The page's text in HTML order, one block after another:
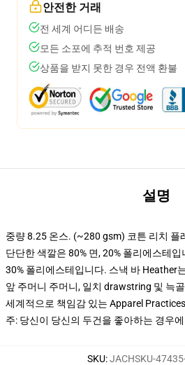
안전한 거래
전 세계 어디든 배송
모든 소포에 추적 번호 제공
상품을 받지 못한 경우 전액 환불
설명
중량 8.25 온스. (~280 gsm) 코튼 리치 플
단단한 색깔은 80% 면, 20% 폴리에스테
30% 폴리에스테입니다. 스낵 바 Heather
앞 주머니 주머니, 일치 drawstring 및 늑
세계적으로 책임감 있는 Apparel
주: 당신이 당신의 두건을 좋아하는 경우
SKU:JACHSKU-